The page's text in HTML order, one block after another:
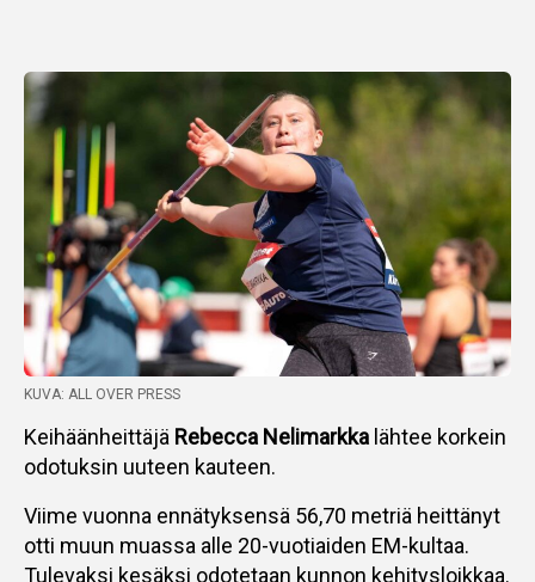
KUVA: ALL OVER PRESS
Keihäänheittäjä Rebecca Nelimarkka lähtee korkein
odotuksin uuteen kauteen.
Viime vuonna ennätyksensä 56,70 metriä heittänyt
otti muun muassa alle 20-vuotiaiden EM-kultaa.
Tulevaksi kesäksi odotetaan kunnon kehitysloikkaa.